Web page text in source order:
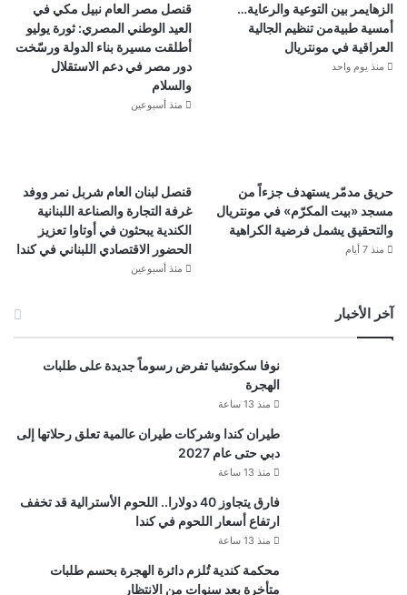
الزهايمر بين التوعية والرعاية…
أمسية طبيةمن تنظيم الجالية
العراقية في مونتريال
منذ يوم واحد
قنصل مصر العام نبيل مكي في
العيد الوطني المصري: ثورة يوليو
أطلقت مسيرة بناء الدولة ورسّخت
دور مصر في دعم الاستقلال
والسلام
منذ أسبوعين
حريق مدمّر يستهدف جزءاً من
مسجد «بيت المكرّم» في مونتريال
والتحقيق يشمل فرضية الكراهية
منذ 7 أيام
قنصل لبنان العام شربل نمر ووفد
غرفة التجارة والصناعة اللبنانية
الكندية يبحثون في أوتاوا تعزيز
الحضور الاقتصادي اللبناني في كندا
منذ أسبوعين
آخر الأخبار
نوفا سكوتشيا تفرض رسوماً جديدة على طلبات
الهجرة
منذ 13 ساعة
طيران كندا وشركات طيران عالمية تعلق رحلاتها إلى
دبي حتى عام 2027
منذ 13 ساعة
فارق يتجاوز 40 دولارا.. اللحوم الأسترالية قد تخفف
ارتفاع أسعار اللحوم في كندا
منذ 13 ساعة
محكمة كندية تُلزم دائرة الهجرة بحسم طلبات
متأخرة بعد سنوات من الانتظار